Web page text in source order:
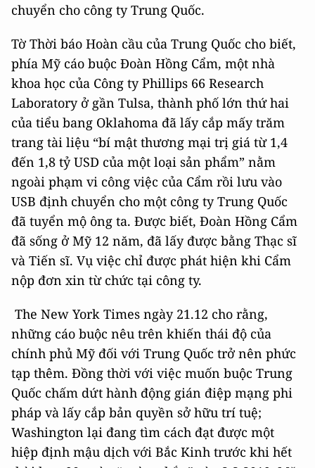
chuyển cho công ty Trung Quốc.
Tờ Thời báo Hoàn cầu của Trung Quốc cho biết,
phía Mỹ cáo buộc Đoàn Hồng Cẩm, một nhà
khoa học của Công ty Phillips 66 Research
Laboratory ở gần Tulsa, thành phố lớn thứ hai
của tiểu bang Oklahoma đã lấy cắp mấy trăm
trang tài liệu “bí mật thương mại trị giá từ 1,4
đến 1,8 tỷ USD của một loại sản phẩm” nằm
ngoài phạm vi công việc của Cẩm rồi lưu vào
USB định chuyển cho một công ty Trung Quốc
đã tuyển mộ ông ta. Được biết, Đoàn Hồng Cẩm
đã sống ở Mỹ 12 năm, đã lấy được bằng Thạc sĩ
và Tiến sĩ. Vụ việc chỉ được phát hiện khi Cẩm
nộp đơn xin từ chức tại công ty.
The New York Times ngày 21.12 cho rằng,
những cáo buộc nêu trên khiến thái độ của
chính phủ Mỹ đối với Trung Quốc trở nên phức
tạp thêm. Đồng thời với việc muốn buộc Trung
Quốc chấm dứt hành động gián điệp mạng phi
pháp và lấy cắp bản quyền sở hữu trí tuệ;
Washington lại đang tìm cách đạt được một
hiệp định mậu dịch với Bắc Kinh trước khi hết